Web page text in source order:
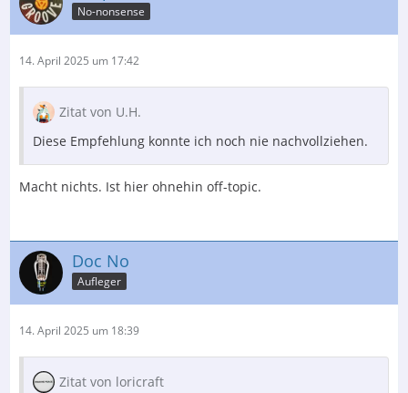
No-nonsense
14. April 2025 um 17:42
Zitat von U.H.
Diese Empfehlung konnte ich noch nie nachvollziehen.
Macht nichts. Ist hier ohnehin off-topic.
Doc No
Aufleger
14. April 2025 um 18:39
Zitat von loricraft